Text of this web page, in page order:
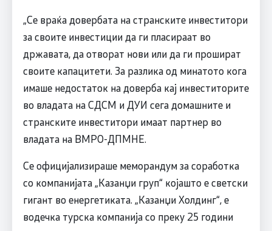
„Се враќа довербата на странските инвеститори
за своите инвестиции да ги пласираат во
државата, да отворат нови или да ги прошират
своите капацитети. За разлика од минатото кога
имаше недостаток на доверба кај инвеститорите
во владата на СДСМ и ДУИ сега домашните и
странските инвеститори имаат партнер во
владата на ВМРО-ДПМНЕ.
Се официјализираше меморандум за соработка
со компанијата „Казанџи груп“ којашто е светски
гигант во енергетиката. „Казанџи Холдинг“, е
водечка турска компанија со преку 25 години